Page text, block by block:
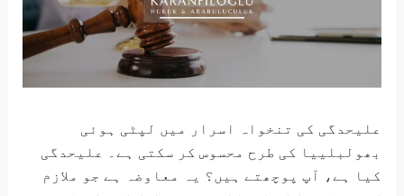
علیحدگی کی تنخواہ اسرار میں لپٹی ہوئی
بھولبلییا کی طرح محسوس کر سکتی ہے۔ علیحدگی
کیا ہے، آپ پوچھتے ہیں؟ یہ معاوضہ ہے جو ملازم